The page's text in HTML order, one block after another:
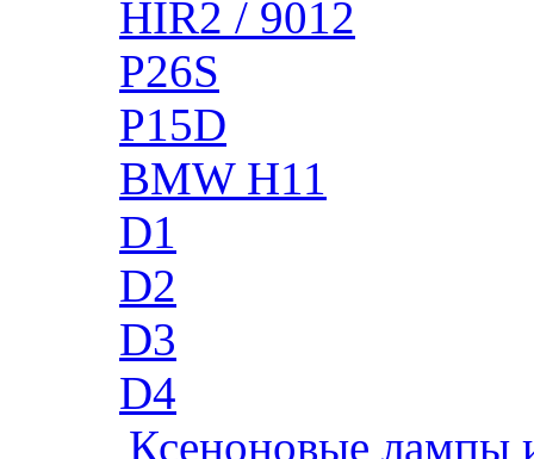
HIR2 / 9012
P26S
P15D
BMW H11
D1
D2
D3
D4
Ксеноновые лампы